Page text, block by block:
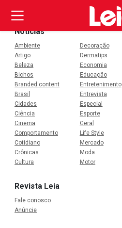
Notícias
Ambiente
Artigo
Beleza
Bichos
Branded content
Brasil
Cidades
Ciência
Cinema
Comportamento
Cotidiano
Crônicas
Cultura
Decoração
Dermatips
Economia
Educação
Entretenimento
Entrevista
Especial
Esporte
Geral
Life Style
Mercado
Moda
Motor
Revista Leia
Fale conosco
Anúncie